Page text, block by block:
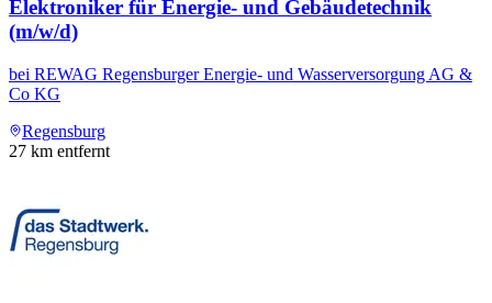
Elektroniker für Energie- und Gebäudetechnik
(m/w/d)
bei REWAG Regensburger Energie- und Wasserversorgung AG &
Co KG
Regensburg
27 km entfernt